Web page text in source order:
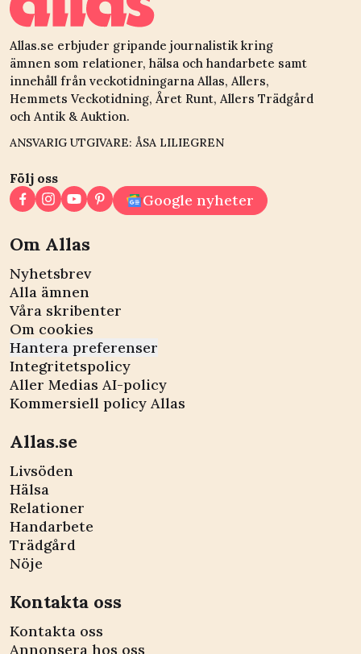
Allas.se erbjuder gripande journalistik kring
ämnen som relationer, hälsa och handarbete samt
innehåll från veckotidningarna Allas, Allers,
Hemmets Veckotidning, Året Runt, Allers Trädgård
och Antik & Auktion.
ANSVARIG UTGIVARE: ÅSA LILIEGREN
Följ oss
Google nyheter
Om Allas
Nyhetsbrev
Alla ämnen
Våra skribenter
Om cookies
Hantera preferenser
Integritetspolicy
Aller Medias AI-policy
Kommersiell policy Allas
Allas.se
Livsöden
Hälsa
Relationer
Handarbete
Trädgård
Nöje
Kontakta oss
Kontakta oss
Annonsera hos oss